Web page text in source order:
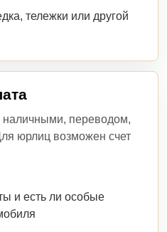
тележки или другой
наличными, переводом,
юрлиц возможен счет
и есть ли особые